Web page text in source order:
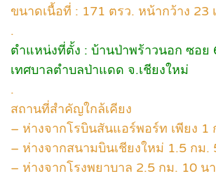
ขนาดเนื้อที่ : 171 ตรว. หน้ากว้าง 23
.
ตำแหน่งที่ตั้ง : บ้านป่าพร้าวนอก ซอย
เทศบาลตำบลป่าแดด จ.เชียงใหม่
.
สถานที่สำคัญใกล้เคียง
– ห่างจากโรบินสันแอร์พอร์ท เพียง 1
– ห่างจากสนามบินเชียงใหม่ 1.5 กม.
– ห่างจากโรงพยาบาล 2.5 กม. 10 น